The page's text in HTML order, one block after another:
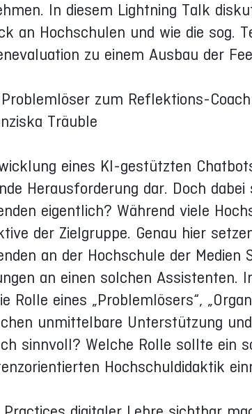
In diesem Lightning Talk
an Hochschulen und wie die sog.
zu einem Ausbau der
Problemlöser zum Reflektions-
Träuble
eines KI-gestützten
Herausforderung dar. Doch
eigentlich? Während viele
der Zielgruppe. Genau hier
an der Hochschule der
an einen solchen Assistenten.
Rolle eines „Problemlösers“,
unmittelbare Unterstützung
sinnvoll? Welche Rolle sollte ein
Hochschuldidaktik